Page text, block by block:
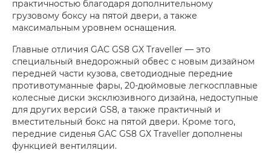
практичностью благодаря дополнительному
грузовому боксу на пятой двери, а также
максимальным уровнем оснащения.
Главные отличия GAC GS8 GX Traveller — это
специальный внедорожный обвес с новым дизайном
передней части кузова, светодиодные передние
противотуманные фары, 20-дюймовые легкосплавные
колесные диски эксклюзивного дизайна, недоступные
для других версий GS8, а также практичный и
вместительный бокс на пятой двери. Кроме того,
передние сиденья GAC GS8 GX Traveller дополнены
функцией вентиляции.